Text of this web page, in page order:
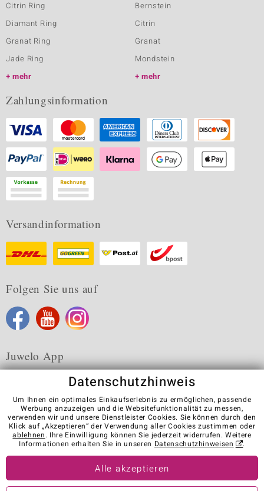
Citrin Ring
Diamant Ring
Granat Ring
Jade Ring
mehr
Bernstein
Citrin
Granat
Mondstein
mehr
Zahlungsinformation
Versandinformation
Folgen Sie uns auf
Juwelo App
Karriere AGB Datenschutz Cookies
Impressum
Kontakt
Vertrag widerrufen
Visit our stores in other countries:
Datenschutzhinweis
Um Ihnen ein optimales Einkaufserlebnis zu ermöglichen, passende
Werbung anzuzeigen und die Websitefunktionalität zu messen,
verwenden wir und unsere Dienstleister Cookies. Sie können durch den
Klick auf „Akzeptieren“ der Verwendung aller Cookies zustimmen oder
ablehnen. Ihre Einwilligung können Sie jederzeit widerrufen. Weitere
Informationen erhalten Sie in unseren Datenschutzhinweisen .
Alle akzeptieren